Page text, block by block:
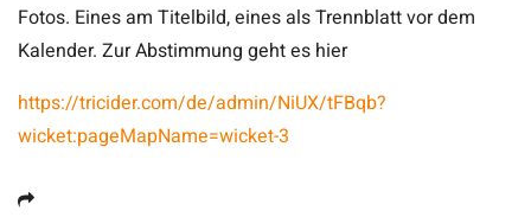
Fotos. Eines am Titelbild, eines als Trennblatt vor dem
Kalender. Zur Abstimmung geht es hier
https://tricider.com/de/admin/NiUX/tFBqb?
wicket:pageMapName=wicket-3